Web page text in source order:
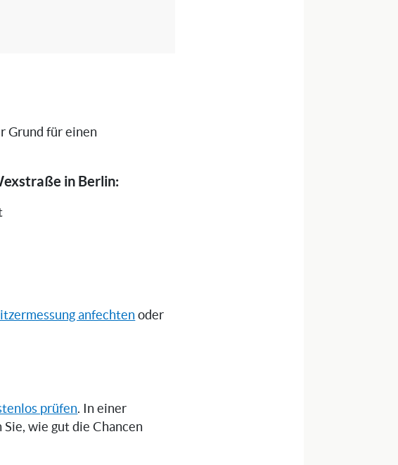
Grund für einen
in Berlin:
anfechten oder
prüfen. In einer
wie gut die Chancen